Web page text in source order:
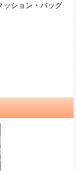
ッション・バッグ